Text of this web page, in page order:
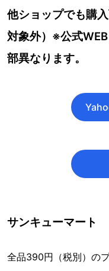
他ショップでも購
対象外）※公式
部異なります。
サンキューマート
全品390円（税別）の